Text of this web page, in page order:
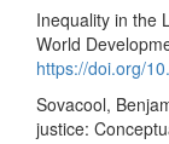
Inequality in the
World
https://doi.org/
Sovacool,
justice: